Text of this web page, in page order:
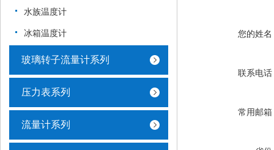
水族温度计
冰箱温度计
玻璃转子流量计系列
压力表系列
流量计系列
您的姓名
联系电话
常用邮箱